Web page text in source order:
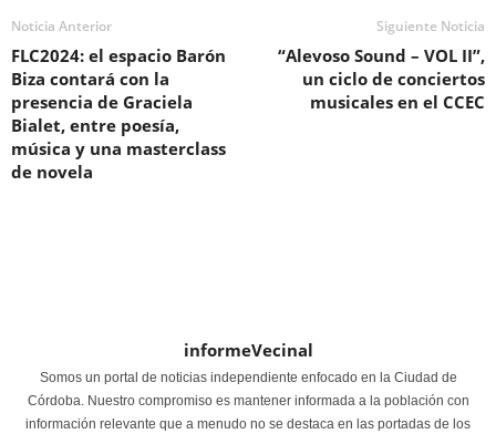
Noticia Anterior
FLC2024: el espacio Barón
Biza contará con la
presencia de Graciela
Bialet, entre poesía,
música y una masterclass
de novela
Siguiente Noticia
“Alevoso Sound – VOL II”,
un ciclo de conciertos
musicales en el CCEC
informeVecinal
Somos un portal de noticias independiente enfocado en la Ciudad de
Córdoba. Nuestro compromiso es mantener informada a la población con
información relevante que a menudo no se destaca en las portadas de los